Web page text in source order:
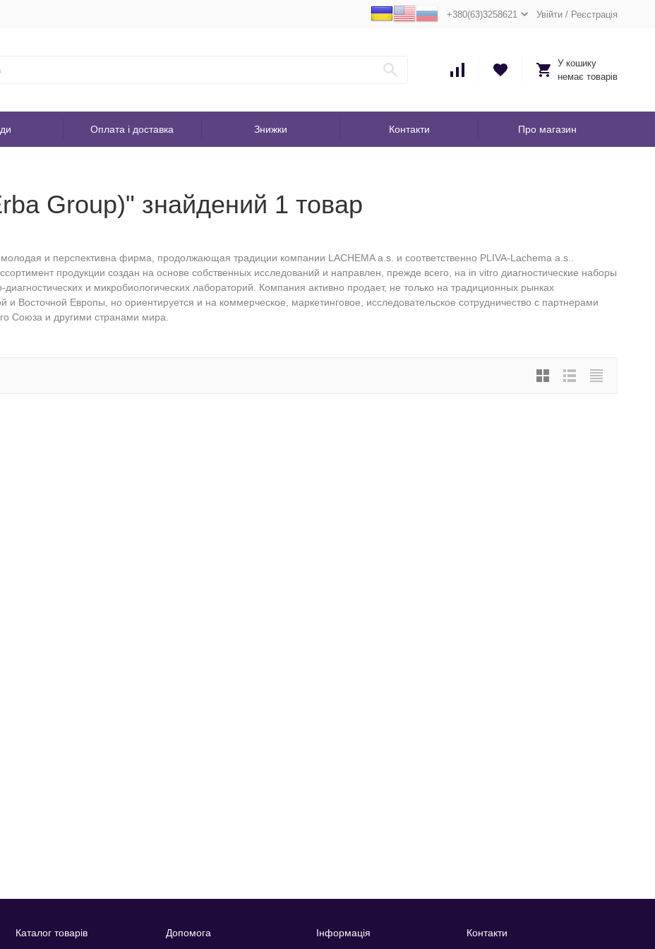
+380(63)3258621 Увійти/ Реєстрація
У кошику
немає товарів
Оплата і доставка Знижки Контакти Про магазин
Group)" знайдений 1 товар
и перспективна фирма, продолжающая традиции компании LACHEMA a.s. и соответственно PLIVA-Lachema a.s..
продукции создан на основе собственных исследований и направлен, прежде всего, на in vitro диагностические наборы
диагностических и микробиологических лабораторий. Компания активно продает, не только на традиционных рынках
и Восточной Европы, но ориентируется и на коммерческое, маркетинговое, исследовательское сотрудничество с партнерами
Союза и другими странами мира.
Каталог товарів Допомога Інформація Контакти